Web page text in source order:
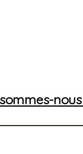
nous